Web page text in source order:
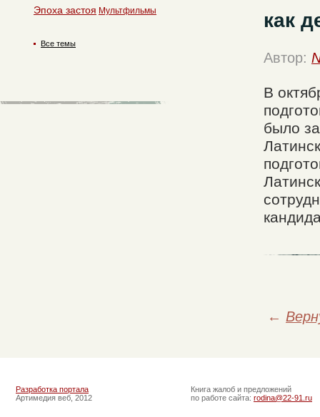
как
Автор:
В
было
←
Эпоха застоя Мультфильмы
Все темы
Разработка портала
Артимедия веб, 2012
Книга жалоб и предложений
по работе сайта: rodina@22-91.ru